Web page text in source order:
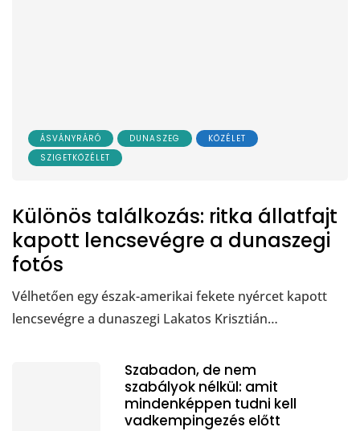
ÁSVÁNYRÁRÓ DUNASZEG
KÖZÉLET
SZIGETKÖZÉLET
Különös találkozás: ritka állatfajt
kapott lencsevégre a dunaszegi
fotós
Vélhetően egy észak-amerikai fekete nyércet kapott
lencsevégre a dunaszegi Lakatos Krisztián…
Szabadon, de nem
szabályok nélkül: amit
mindenképpen tudni kell
vadkempingezés előtt